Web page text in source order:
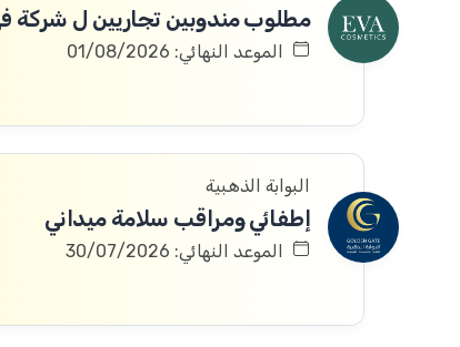
الموعد النهائي: 01/08/2026
البوابة الذهبية
إطفائي ومراقب سلامة ميداني
الموعد النهائي: 30/07/2026